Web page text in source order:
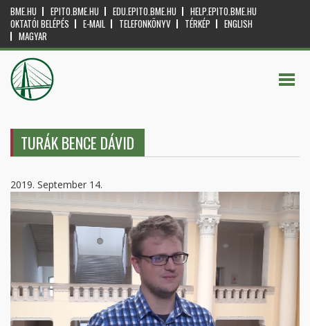
BME.HU EPITO.BME.HU EDU.EPITO.BME.HU
HELP.EPITO.BME.HU
OKTATÓI BELÉPÉS
E-MAIL TELEFONKÖNYV TÉRKÉP
ENGLISH
MAGYAR
TURÁK BENCE DÁVID
2019. September 14.